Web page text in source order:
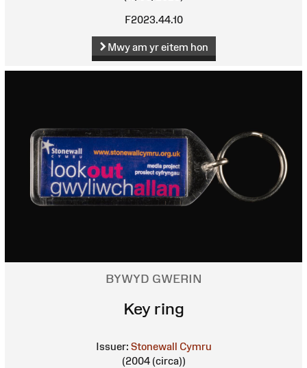
F2023.44.10
Mwy am yr eitem hon
BYWYD GWERIN
Key ring
Issuer: Stonewall Cymru
(2004 (circa))